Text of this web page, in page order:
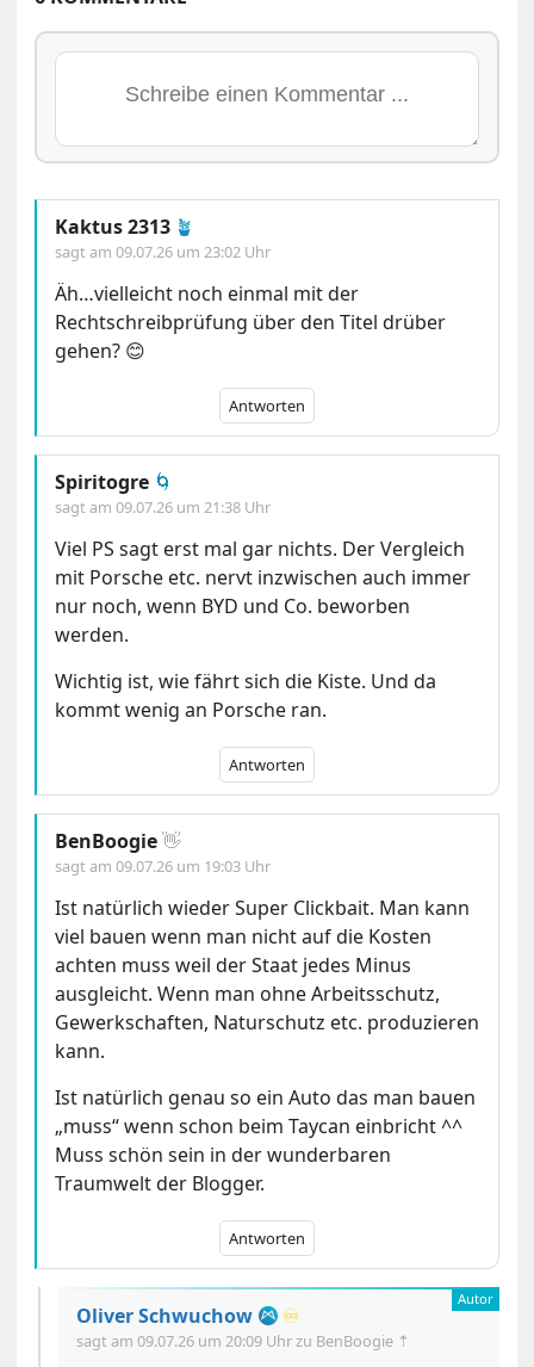
Kaktus 2313 🪴
sagt am09.07.26 um 23:02 Uhr
Äh…vielleicht noch einmal mit der
Rechtschreibprüfung über den Titel drüber
gehen? 😊
Antworten
Spiritogre 🌀
sagt am09.07.26 um 21:38 Uhr
Viel PS sagt erst mal gar nichts. Der Vergleich
mit Porsche etc. nervt inzwischen auch immer
nur noch, wenn BYD und Co. beworben
werden.
Wichtig ist, wie fährt sich die Kiste. Und da
kommt wenig an Porsche ran.
Antworten
BenBoogie👋
sagt am09.07.26 um 19:03 Uhr
Ist natürlich wieder Super Clickbait. Man kann
viel bauen wenn man nicht auf die Kosten
achten muss weil der Staat jedes Minus
ausgleicht. Wenn man ohne Arbeitsschutz,
Gewerkschaften, Naturschutz etc. produzieren
kann.
Ist natürlich genau so ein Auto das man bauen
„muss“ wenn schon beim Taycan einbricht ^^
Muss schön sein in der wunderbaren
Traumwelt der Blogger.
Antworten
Oliver Schwuchow ♾️
sagt am09.07.26 um 20:09 Uhrzu BenBoogie ⇡